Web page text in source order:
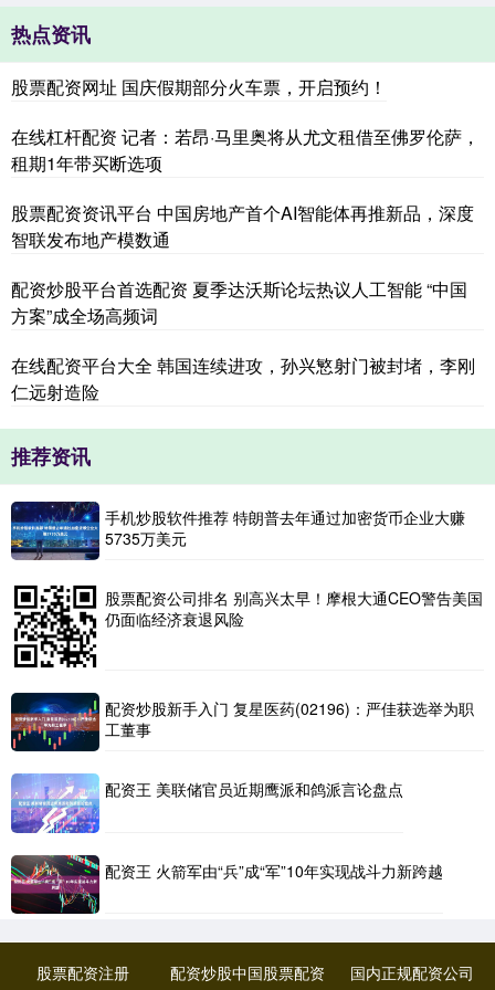
热点资讯
股票配资网址 国庆假期部分火车票，开启预约！
在线杠杆配资 记者：若昂·马里奥将从尤文租借至佛罗伦萨，
租期1年带买断选项
股票配资资讯平台 中国房地产首个AI智能体再推新品，深度
智联发布地产模数通
配资炒股平台首选配资 夏季达沃斯论坛热议人工智能 “中国
方案”成全场高频词
在线配资平台大全 韩国连续进攻，孙兴慜射门被封堵，李刚
仁远射造险
推荐资讯
手机炒股软件推荐 特朗普去年通过加密货币企业大赚
5735万美元
股票配资公司排名 别高兴太早！摩根大通CEO警告美国
仍面临经济衰退风险
配资炒股新手入门 复星医药(02196)：严佳获选举为职
工董事
配资王 美联储官员近期鹰派和鸽派言论盘点
配资王 火箭军由“兵”成“军”10年实现战斗力新跨越
股票配资注册
配资炒股中国股票配资
国内正规配资公司